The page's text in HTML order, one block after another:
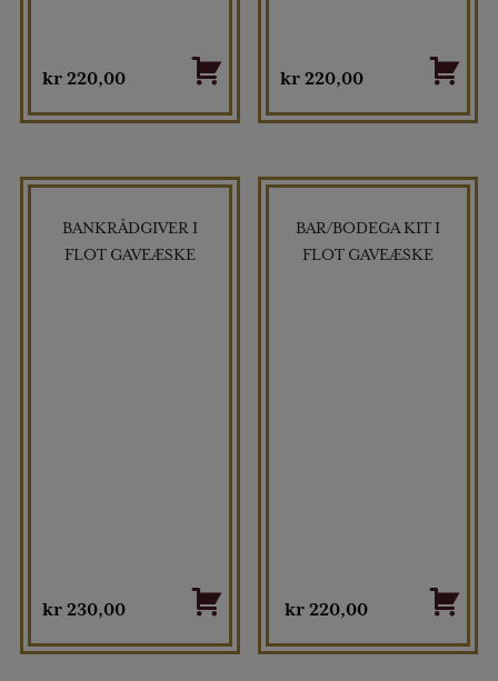
kr220,00 kr 220,00
BANKRÅDGIVER I
FLOT GAVEÆSKE
kr230,00
TILBUD
BAR/BODEGA KIT I
FLOT GAVEÆSKE
kr 220,00